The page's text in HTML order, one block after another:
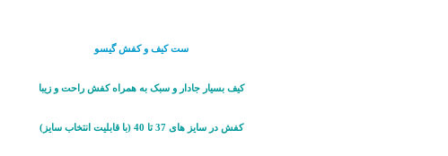
ست کیف و کفش گیسو
کيف بسيار جادار و سبک به همراه کفش راحت و زیبا
کفش در سایز های 37 تا 40 (با قابليت انتخاب سايز)